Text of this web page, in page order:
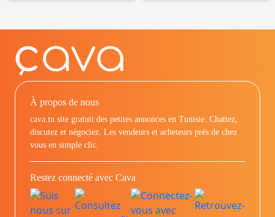
À propos de nous
cava.tn site gratuit des petites annonces en Tunisie: Chattez,
discutez et négociez. Les vendeurs et acheteurs prés de chez
vous en simple clic.
Restez connecté avec Cava